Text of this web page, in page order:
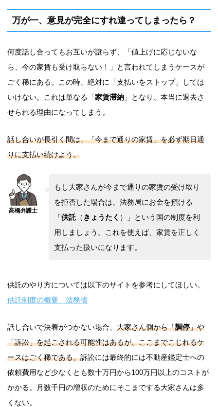
万が一、意見が完全にすれ違ってしまったら？
何度話し合ってもお互いが譲らず、「値上げに応じないな
ら、今の家賃も受け取らない！」と言われてしまうケースが
ごく稀にある。この時、絶対に「支払いをストップ」しては
いけない。これは単なる「家賃滞納 」となり、本当に退去さ
せられる理由になってしまう。
話し合いが長引く間は、「今まで通りの家賃」を必ず期日通
りに支払い続けよう。
もし大家さんが今まで通りの家賃の受け取り
を拒否した場合は、法務局にお金を預ける
「供託 （ きょうたく ）」という国の制度を利
用しましょう。これを使えば、家賃を正しく
支払った扱いになります。
供託のやり方については以下のサイトを参考にしてほしい。
供託制度の概要｜法務省
話し合いで決着がつかない場合、 大家さん側から「調停」や
「訴訟」を起こされる可能性はあるが、ここまでこじれるケ
ースはごく稀である。訴訟には最終的には不動産鑑定士への
依頼費用など少なくとも数十万円から100万円以上のコストが
かかる。月数千円の増収のためにそこまでする大家さんは多
くない。